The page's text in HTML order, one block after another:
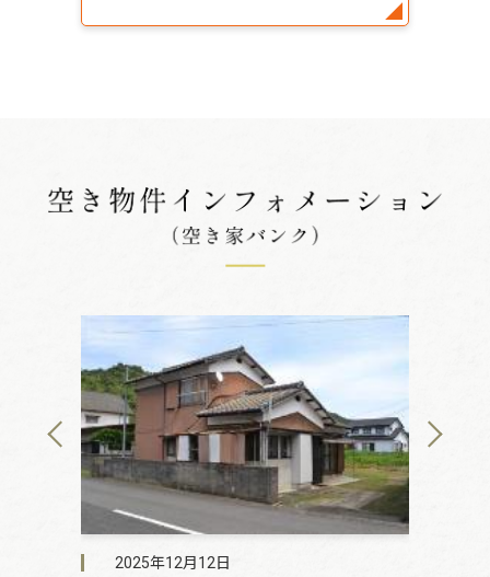
2025年12月12日